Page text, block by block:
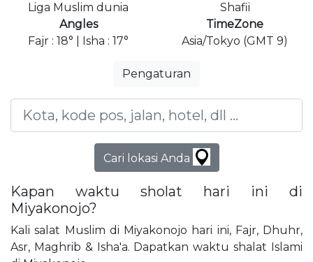
Liga Muslim dunia
Shafii
Angles
Fajr : 18° | Isha : 17°
TimeZone
Asia/Tokyo (GMT 9)
Pengaturan
Cari lokasi Anda
Kapan waktu sholat hari ini di
Miyakonojo?
Kali salat Muslim di Miyakonojo hari ini, Fajr, Dhuhr,
Asr, Maghrib & Isha'a. Dapatkan waktu shalat Islami